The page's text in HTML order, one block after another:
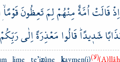
قَالَتْاُمَّةٌمِنْهُمْلِمَتَعِظُونَقَوْمًاۨۙ
شَد۪يدًاۜقَالُوامَعْذِرَةًاِلٰىرَبِّكُمْ
lime te’izûnekavmen(i) (ﻻ)(A)llâh